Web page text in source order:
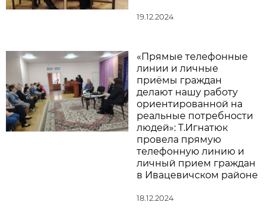
19.12.2024
«Прямые телефонные
линии и личные
приёмы граждан
делают нашу работу
ориентированной на
реальные потребности
людей»: Т.Игнатюк
провела прямую
телефонную линию и
личный прием граждан
в Ивацевичском районе
18.12.2024